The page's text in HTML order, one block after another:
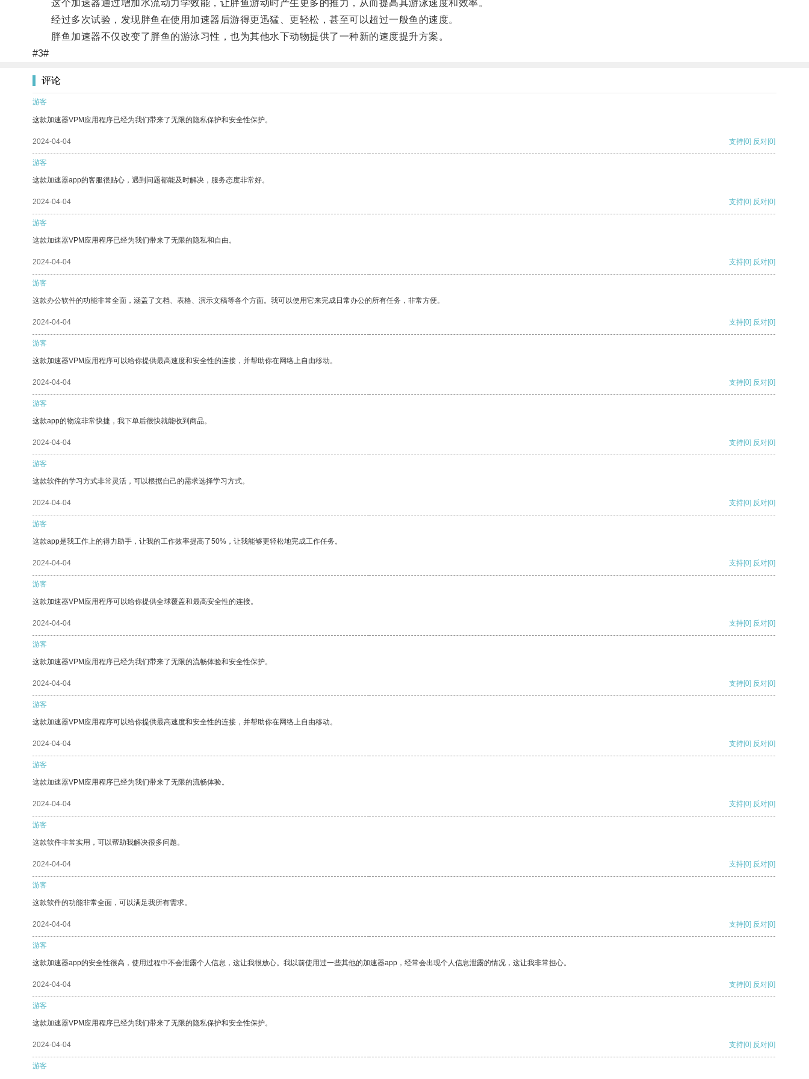
这个加速器通过增加水流动力学效能，让胖鱼游动时产生更多的推力，从而提高其游泳速度和效率。
经过多次试验，发现胖鱼在使用加速器后游得更迅猛、更轻松，甚至可以超过一般鱼的速度。
胖鱼加速器不仅改变了胖鱼的游泳习性，也为其他水下动物提供了一种新的速度提升方案。
#3#
评论
游客
这款加速器VPM应用程序已经为我们带来了无限的隐私保护和安全性保护。
2024-04-04 支持[0] 反对[0]
游客
这款加速器app的客服很贴心，遇到问题都能及时解决，服务态度非常好。
2024-04-04 支持[0] 反对[0]
游客
这款加速器VPM应用程序已经为我们带来了无限的隐私和自由。
2024-04-04 支持[0] 反对[0]
游客
这款办公软件的功能非常全面，涵盖了文档、表格、演示文稿等各个方面。我可以使用它来完成日常办公的所有任务，非常方便。
2024-04-04 支持[0] 反对[0]
游客
这款加速器VPM应用程序可以给你提供最高速度和安全性的连接，并帮助你在网络上自由移动。
2024-04-04 支持[0] 反对[0]
游客
这款app的物流非常快捷，我下单后很快就能收到商品。
2024-04-04 支持[0] 反对[0]
游客
这款软件的学习方式非常灵活，可以根据自己的需求选择学习方式。
2024-04-04 支持[0] 反对[0]
游客
这款app是我工作上的得力助手，让我的工作效率提高了50%，让我能够更轻松地完成工作任务。
2024-04-04 支持[0] 反对[0]
游客
这款加速器VPM应用程序可以给你提供全球覆盖和最高安全性的连接。
2024-04-04 支持[0] 反对[0]
游客
这款加速器VPM应用程序已经为我们带来了无限的流畅体验和安全性保护。
2024-04-04 支持[0] 反对[0]
游客
这款加速器VPM应用程序可以给你提供最高速度和安全性的连接，并帮助你在网络上自由移动。
2024-04-04 支持[0] 反对[0]
游客
这款加速器VPM应用程序已经为我们带来了无限的流畅体验。
2024-04-04 支持[0] 反对[0]
游客
这款软件非常实用，可以帮助我解决很多问题。
2024-04-04 支持[0] 反对[0]
游客
这款软件的功能非常全面，可以满足我所有需求。
2024-04-04 支持[0] 反对[0]
游客
这款加速器app的安全性很高，使用过程中不会泄露个人信息，这让我很放心。我以前使用过一些其他的加速器app，经常会出现个人信息泄露的情况，这让我非常担心。
2024-04-04 支持[0] 反对[0]
游客
这款加速器VPM应用程序已经为我们带来了无限的隐私保护和安全性保护。
2024-04-04 支持[0] 反对[0]
游客